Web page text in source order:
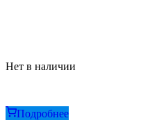
Нет в наличии
Подробнее